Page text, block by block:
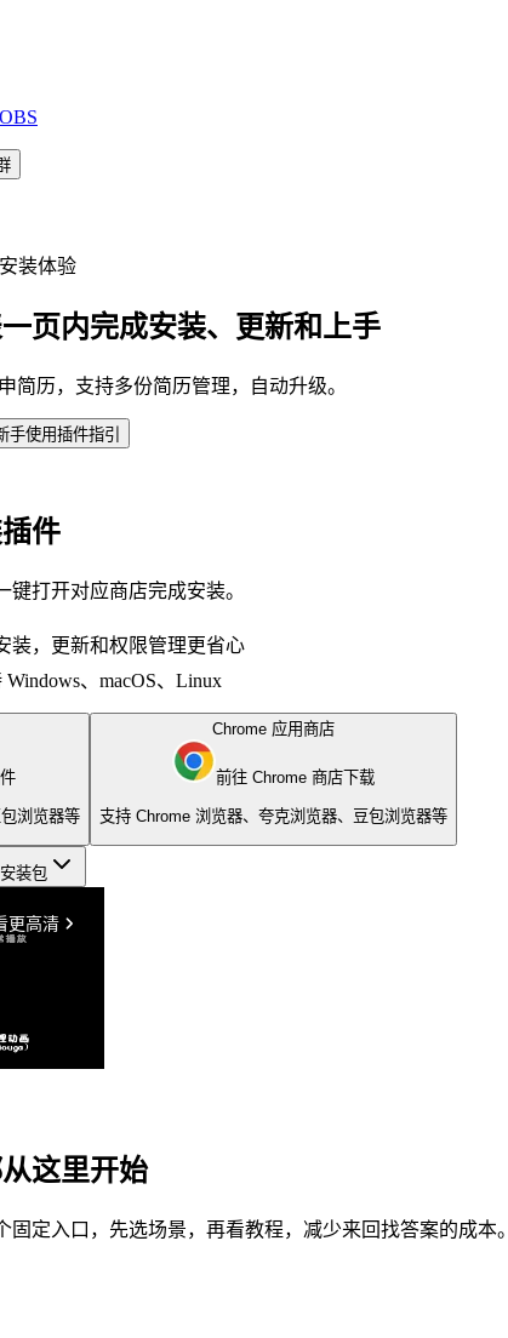
装体验
一页内完成安装、更新和上手
简历，支持多份简历管理，自动升级。
手使用插件指引
件
打开对应商店完成安装。
装，更新和权限管理更省心
Windows、macOS、Linux
浏览器等
Chrome 应用商店
前往 Chrome 商店下载
支持 Chrome 浏览器、夸克浏览器、豆包浏览器等
装包
这里开始
定入口，先选场景，再看教程，减少来回找答案的成本。